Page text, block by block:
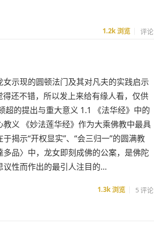
1.2k浏览 评论
示现的圆顿法门及其对凡夫的实践启示
还不错，所以发上来给有缘人看，仅供
超的提出与重大意义 1.1 《法华经》中的
义 《妙法莲华经》作为大乘佛教中最具
揭示“开权显实”、“会三归一”的圆满教
品〉中，龙女即刻成佛的公案，是佛陀
议性而作出的最引人注目的…
1.3k浏览 5 评论